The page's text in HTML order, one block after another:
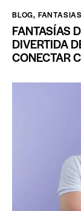
BLOG,
FANTASÍAS
DIVERTIDA
CONECTAR